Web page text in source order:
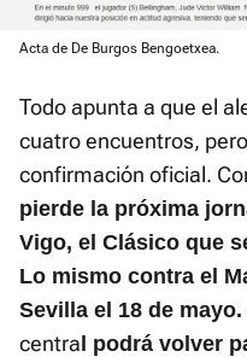
Acta de De Burgos Bengoetxea.
Todo apunta a que el
cuatro encuentros,
confirmación oficial.
pierde la próxima
Vigo, el Clásico que
Lo mismo contra el
Sevilla el 18 de mayo.
central podrá volver